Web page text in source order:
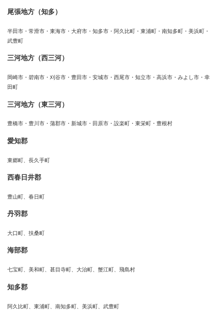
尾張地方（知多）
半田市・常滑市・東海市・大府市・知多市・阿久比町・東浦町・南知多町・美浜町・
武豊町
三河地方（西三河）
岡崎市・碧南市・刈谷市・豊田市・安城市・西尾市・知立市・高浜市・みよし市・幸
田町
三河地方（東三河）
豊橋市・豊川市・蒲郡市・新城市・田原市・設楽町・東栄町・豊根村
愛知郡
東郷町、長久手町
西春日井郡
豊山町、春日町
丹羽郡
大口町、扶桑町
海部郡
七宝町、美和町、甚目寺町、大治町、蟹江町、飛島村
知多郡
阿久比町、東浦町、南知多町、美浜町、武豊町